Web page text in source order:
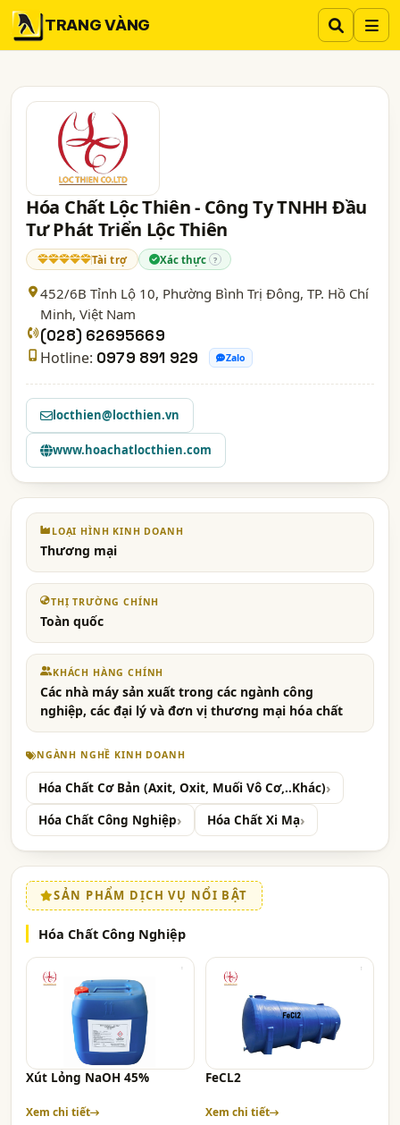
TRANG VÀNG
Hóa Chất Lộc Thiên - Công Ty TNHH Đầu
Tư Phát Triển Lộc Thiên
Tài trợ Xác thực ?
452/6B Tỉnh Lộ 10, Phường Bình Trị Đông, TP. Hồ Chí
Minh, Việt Nam
(028) 62695669
Hotline: 0979 891 929 Zalo
locthien@locthien.vn
www.hoachatlocthien.com
LOẠI HÌNH KINH DOANH
Thương mại
THỊ TRƯỜNG CHÍNH
Toàn quốc
KHÁCH HÀNG CHÍNH
Các nhà máy sản xuất trong các ngành công
nghiệp, các đại lý và đơn vị thương mại hóa chất
NGÀNH NGHỀ KINH DOANH
Hóa Chất Cơ Bản (Axit, Oxit, Muối Vô Cơ,..Khác)
Hóa Chất Công Nghiệp
Hóa Chất Xi Mạ
SẢN PHẨM DỊCH VỤ NỔI BẬT
Hóa Chất Công Nghiệp
Xút Lỏng NaOH 45%
Xem chi tiết
FeCL2
Xem chi tiết